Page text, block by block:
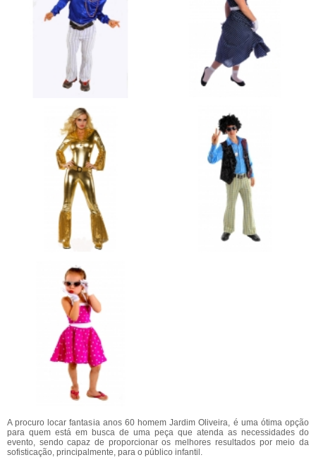
A procuro locar fantasia anos 60 homem Jardim Oliveira, é uma ótima opção
para quem está em busca de uma peça que atenda as necessidades do
evento, sendo capaz de proporcionar os melhores resultados por meio da
sofisticação, principalmente, para o público infantil.